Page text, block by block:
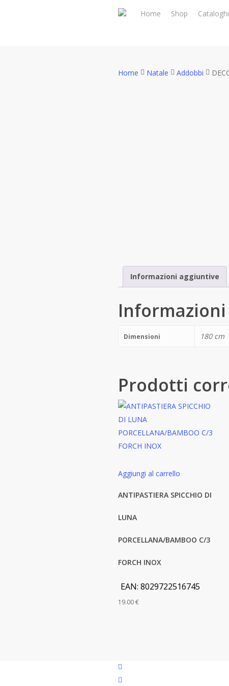
Home Shop Cataloghi
Home Natale Addobbi
Informazioni aggiuntive
Dimensioni 180 cm
Prodotti
Aggiungi al carrello
ANTIPASTIERA SPICCHIO DI
LUNA
PORCELLANA/BAMBOO C/3
FORCH INOX
EAN: 8029722516745
19.00€
facebook
google-